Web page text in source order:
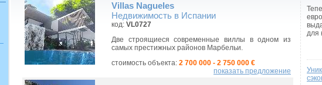
для
Villas Nagueles
Недвижимость в Испании
код: VL0727
Две строящиеся современные виллы в одном из
самых престижных районов Марбельи.
стоимость объекта: 2 700 000 - 2 750 000 €
показать предложение